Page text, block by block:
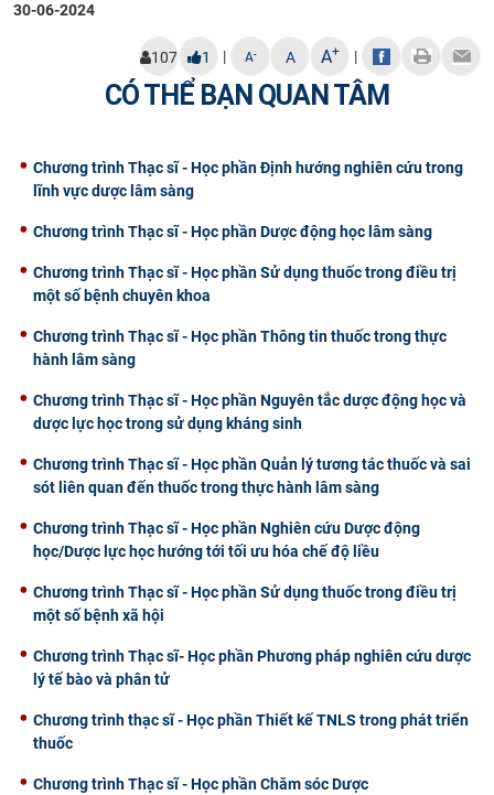
HTQT
CỰU NGƯỜI HỌC
30-06-2024
107 1 | A- A A+ |
CÓ THỂ BẠN QUAN TÂM
Chương trình Thạc sĩ - Học phần Định hướng nghiên cứu trong
lĩnh vực dược lâm sàng
Chương trình Thạc sĩ - Học phần Dược động học lâm sàng
Chương trình Thạc sĩ - Học phần Sử dụng thuốc trong điều trị
một số bệnh chuyên khoa
Chương trình Thạc sĩ - Học phần Thông tin thuốc trong thực
hành lâm sàng
Chương trình Thạc sĩ - Học phần Nguyên tắc dược động học và
dược lực học trong sử dụng kháng sinh
Chương trình Thạc sĩ - Học phần Quản lý tương tác thuốc và sai
sót liên quan đến thuốc trong thực hành lâm sàng
Chương trình Thạc sĩ - Học phần Nghiên cứu Dược động
học/Dược lực học hướng tới tối ưu hóa chế độ liều
Chương trình Thạc sĩ - Học phần Sử dụng thuốc trong điều trị
một số bệnh xã hội
Chương trình Thạc sĩ- Học phần Phương pháp nghiên cứu dược
lý tế bào và phân tử
Chương trình thạc sĩ - Học phần Thiết kế TNLS trong phát triển
thuốc
Chương trình Thạc sĩ - Học phần Chăm sóc Dược